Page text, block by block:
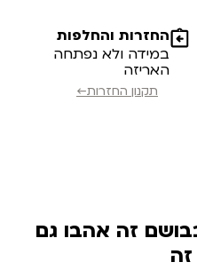
החזרות והחלפות
במידה ולא נפתחה
האריזה
תקנון החזרות←
זה אהבו גם